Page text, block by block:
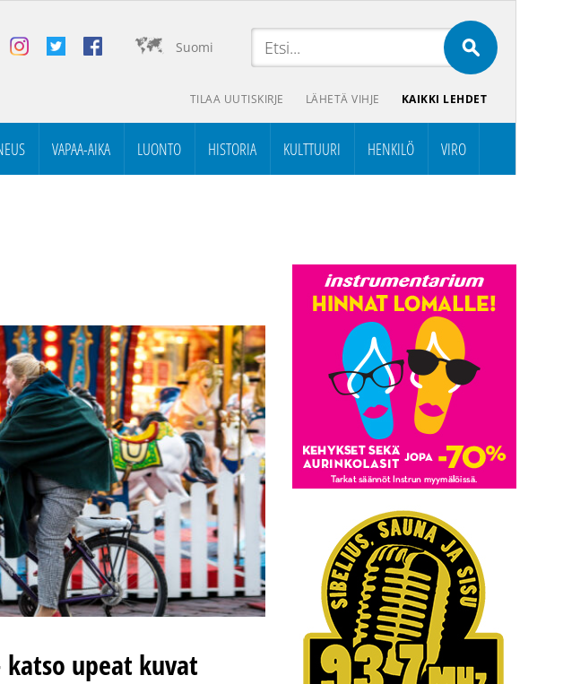
Suomi
TILAA UUTISKIRJE LÄHETÄ VIHJE KAIKKI LEHDET
VAPAA-AIKA LUONTO HISTORIA KULTTUURI HENKILÖ VIRO
upeat kuvat